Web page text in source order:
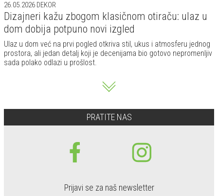
26.05.2026 DEKOR
Dizajneri kažu zbogom klasičnom otiraču: ulaz u
dom dobija potpuno novi izgled
Ulaz u dom već na prvi pogled otkriva stil, ukus i atmosferu jednog
prostora, ali jedan detalj koji je decenijama bio gotovo nepromenljiv
sada polako odlazi u prošlost.
PRATITE NAS
Prijavi se za naš newsletter